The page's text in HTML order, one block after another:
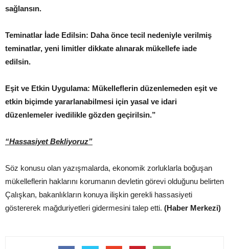
sağlansın.
Teminatlar İade Edilsin: Daha önce tecil nedeniyle verilmiş
teminatlar, yeni limitler dikkate alınarak mükellefe iade
edilsin.
Eşit ve Etkin Uygulama: Mükelleflerin düzenlemeden eşit ve
etkin biçimde yararlanabilmesi için yasal ve idari
düzenlemeler ivedilikle gözden geçirilsin.”
“Hassasiyet Bekliyoruz”
Söz konusu olan yazışmalarda, ekonomik zorluklarla boğuşan
mükelleflerin haklarını korumanın devletin görevi olduğunu belirten
Çalışkan, bakanlıkların konuya ilişkin gerekli hassasiyeti
göstererek mağduriyetleri gidermesini talep etti. (Haber Merkezi)